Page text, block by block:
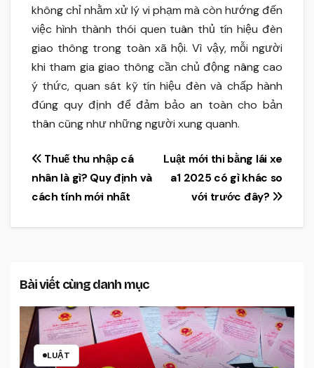
không chỉ nhằm xử lý vi phạm mà còn hướng đến
việc hình thành thói quen tuân thủ tín hiệu đèn
giao thông trong toàn xã hội. Vì vậy, mỗi người
khi tham gia giao thông cần chủ động nâng cao
ý thức, quan sát kỹ tín hiệu đèn và chấp hành
đúng quy định để đảm bảo an toàn cho bản
thân cũng như những người xung quanh.
Điều
hướng
bài
Luật mới thi bằng lái xe
a1 2025 có gì khác so
với trước đây?
Thuế thu nhập cá
nhân là gì? Quy định và
cách tính mới nhất
Bài viết cùng danh mục
LUẬT